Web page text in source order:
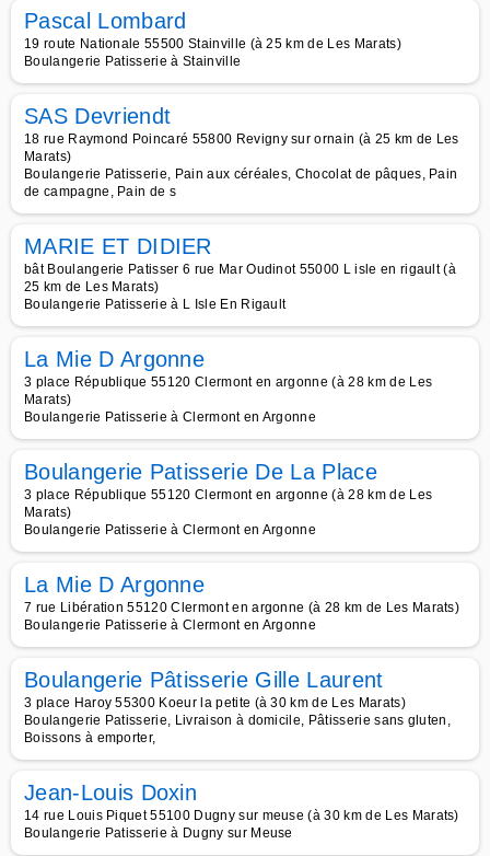
Pascal Lombard
19 route Nationale 55500 Stainville (à 25 km de Les Marats)
Boulangerie Patisserie à Stainville
SAS Devriendt
18 rue Raymond Poincaré 55800 Revigny sur ornain (à 25 km de Les
Marats)
Boulangerie Patisserie, Pain aux céréales, Chocolat de pâques, Pain
de campagne, Pain de s
MARIE ET DIDIER
bât Boulangerie Patisser 6 rue Mar Oudinot 55000 L isle en rigault (à
25 km de Les Marats)
Boulangerie Patisserie à L Isle En Rigault
La Mie D Argonne
3 place République 55120 Clermont en argonne (à 28 km de Les
Marats)
Boulangerie Patisserie à Clermont en Argonne
Boulangerie Patisserie De La Place
3 place République 55120 Clermont en argonne (à 28 km de Les
Marats)
Boulangerie Patisserie à Clermont en Argonne
La Mie D Argonne
7 rue Libération 55120 Clermont en argonne (à 28 km de Les Marats)
Boulangerie Patisserie à Clermont en Argonne
Boulangerie Pâtisserie Gille Laurent
3 place Haroy 55300 Koeur la petite (à 30 km de Les Marats)
Boulangerie Patisserie, Livraison à domicile, Pâtisserie sans gluten,
Boissons à emporter,
Jean-Louis Doxin
14 rue Louis Piquet 55100 Dugny sur meuse (à 30 km de Les Marats)
Boulangerie Patisserie à Dugny sur Meuse